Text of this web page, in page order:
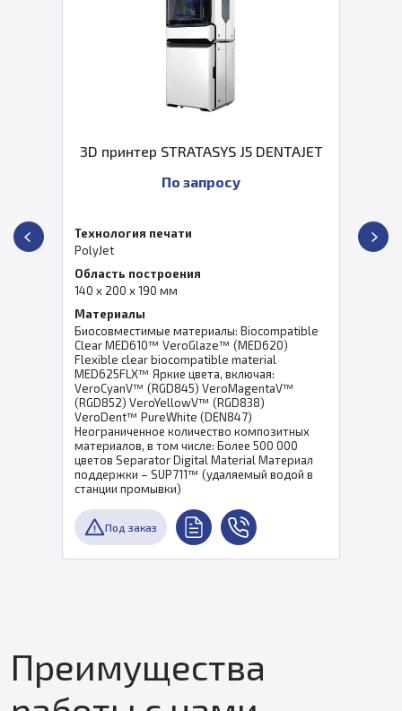
3D принтер STRATASYS J5 DENTAJET
По запросу
Технология печати
PolyJet
Область построения
140 x 200 x 190 мм
Материалы
Биосовместимые материалы: Biocompatible
Clear MED610™ VeroGlaze™ (MED620)
Flexible clear biocompatible material
MED625FLX™ Яркие цвета, включая:
VeroCyanV™ (RGD845) VeroMagentaV™
(RGD852) VeroYellowV™ (RGD838)
VeroDent™ PureWhite (DEN847)
Неограниченное количество композитных
материалов, в том числе: Более 500 000
цветов Separator Digital Material Материал
поддержки – SUP711™ (удаляемый водой в
станции промывки)
Под заказ
Преимущества